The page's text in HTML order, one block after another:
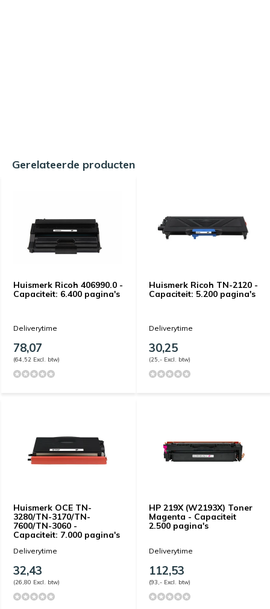
Gerelateerde producten
Huismerk Ricoh 406990.0 -
Capaciteit: 6.400 pagina's
Deliverytime
78,07
(64,52 Excl. btw)
Huismerk Ricoh TN-2120 -
Capaciteit: 5.200 pagina's
Deliverytime
30,25
(25,- Excl. btw)
Huismerk OCE TN-
3280/TN-3170/TN-
7600/TN-3060 -
Capaciteit: 7.000 pagina's
Deliverytime
32,43
(26,80 Excl. btw)
HP 219X (W2193X) Toner
Magenta - Capaciteit
2.500 pagina's
Deliverytime
112,53
(93,- Excl. btw)